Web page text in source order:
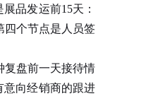
品发运前15天：
四个节点是人员签
盘前一天接待情
意向经销商的跟进